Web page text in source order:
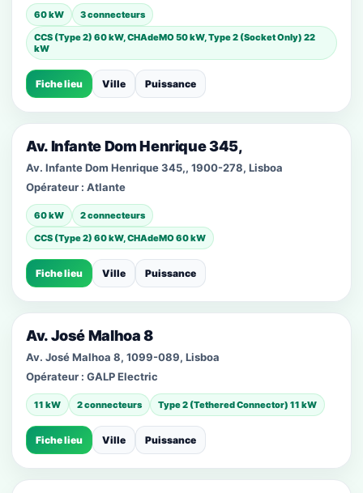
60 kW
3 connecteurs
CCS (Type 2) 60 kW, CHAdeMO 50 kW, Type 2 (Socket Only) 22
kW
Fiche lieu Ville Puissance
Av. Infante Dom Henrique 345,
Av. Infante Dom Henrique 345,, 1900-278, Lisboa
Opérateur : Atlante
60 kW
2 connecteurs
CCS (Type 2) 60 kW, CHAdeMO 60 kW
Fiche lieu Ville Puissance
Av. José Malhoa 8
Av. José Malhoa 8, 1099-089, Lisboa
Opérateur : GALP Electric
11 kW 2 connecteurs Type 2 (Tethered Connector) 11 kW
Fiche lieu Ville Puissance